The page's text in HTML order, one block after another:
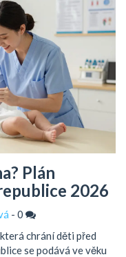
Plán
2026
- 0
chrání děti před
se podává ve věku